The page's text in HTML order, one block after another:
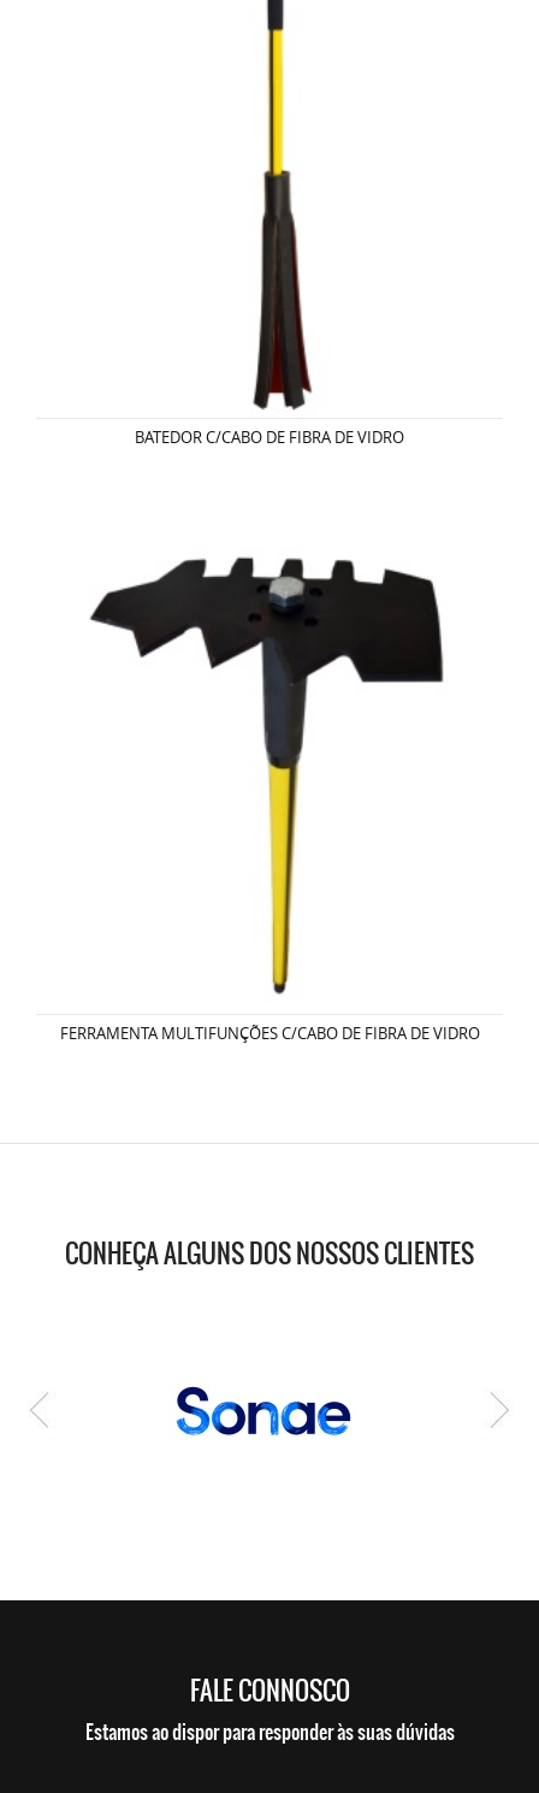
BATEDOR C/CABO DE FIBRA DE VIDRO
FERRAMENTA MULTIFUNÇÕES C/CABO DE FIBRA DE VIDRO
CONHEÇA ALGUNS DOS NOSSOS CLIENTES
FALE CONNOSCO
Estamos ao dispor para responder às suas dúvidas